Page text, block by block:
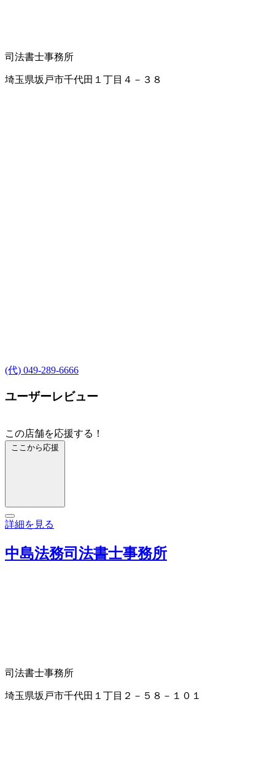
司法書士事務所
埼玉県坂戸市千代田１丁目４－３８
(代) 049-289-6666
ユーザーレビュー
この店舗を応援する！
ここから応援
詳細を見る
中島法務司法書士事務所
司法書士事務所
埼玉県坂戸市千代田１丁目２－５８－１０１